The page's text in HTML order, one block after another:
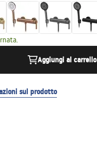
Aggiungi al carrello
sul prodotto